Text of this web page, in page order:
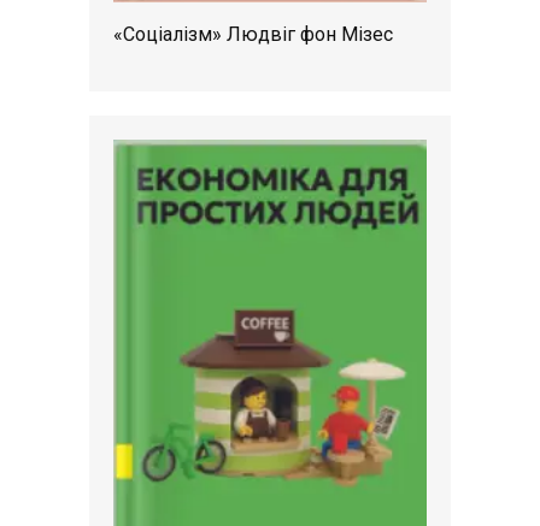
«Соціалізм» Людвіг фон Мізес